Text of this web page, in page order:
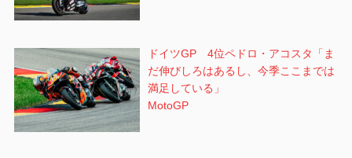
ドイツGP 4位ペドロ・アコスタ「ま
だ伸びしろはあるし、今季ここまでは
満足している」
MotoGP